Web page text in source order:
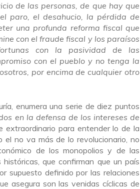
de las personas, de que hay que
paro, el desahucio, la pérdida de
una profunda reforma fiscal que
con el fraude fiscal y los paraísos
con la pasividad de las
con el pueblo y no tenga la
por encima de cualquier otro
enumera una serie de diez puntos
en la defensa de los intereses de
extraordinario para entender lo de la
el no va más de lo revolucionario, no
de los monopolios y de las
que confirman que un país
supuesto definido por las relaciones
asegura son las venidas cíclicas de